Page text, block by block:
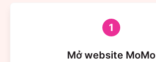
1
Mở website MoMo